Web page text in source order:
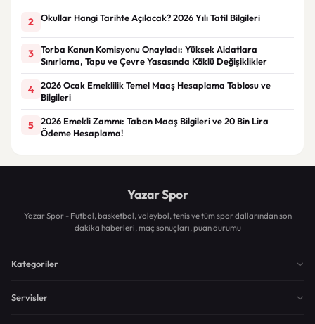
2 Okullar Hangi Tarihte Açılacak? 2026 Yılı Tatil Bilgileri
3
Torba Kanun Komisyonu Onayladı: Yüksek Aidatlara
Sınırlama, Tapu ve Çevre Yasasında Köklü Değişiklikler
4
2026 Ocak Emeklilik Temel Maaş Hesaplama Tablosu ve
Bilgileri
5
2026 Emekli Zammı: Taban Maaş Bilgileri ve 20 Bin Lira
Ödeme Hesaplama!
Yazar Spor
Yazar Spor - Futbol, basketbol, voleybol, tenis ve tüm spor dallarından son
dakika haberleri, maç sonuçları, puan durumu
Kategoriler
Servisler